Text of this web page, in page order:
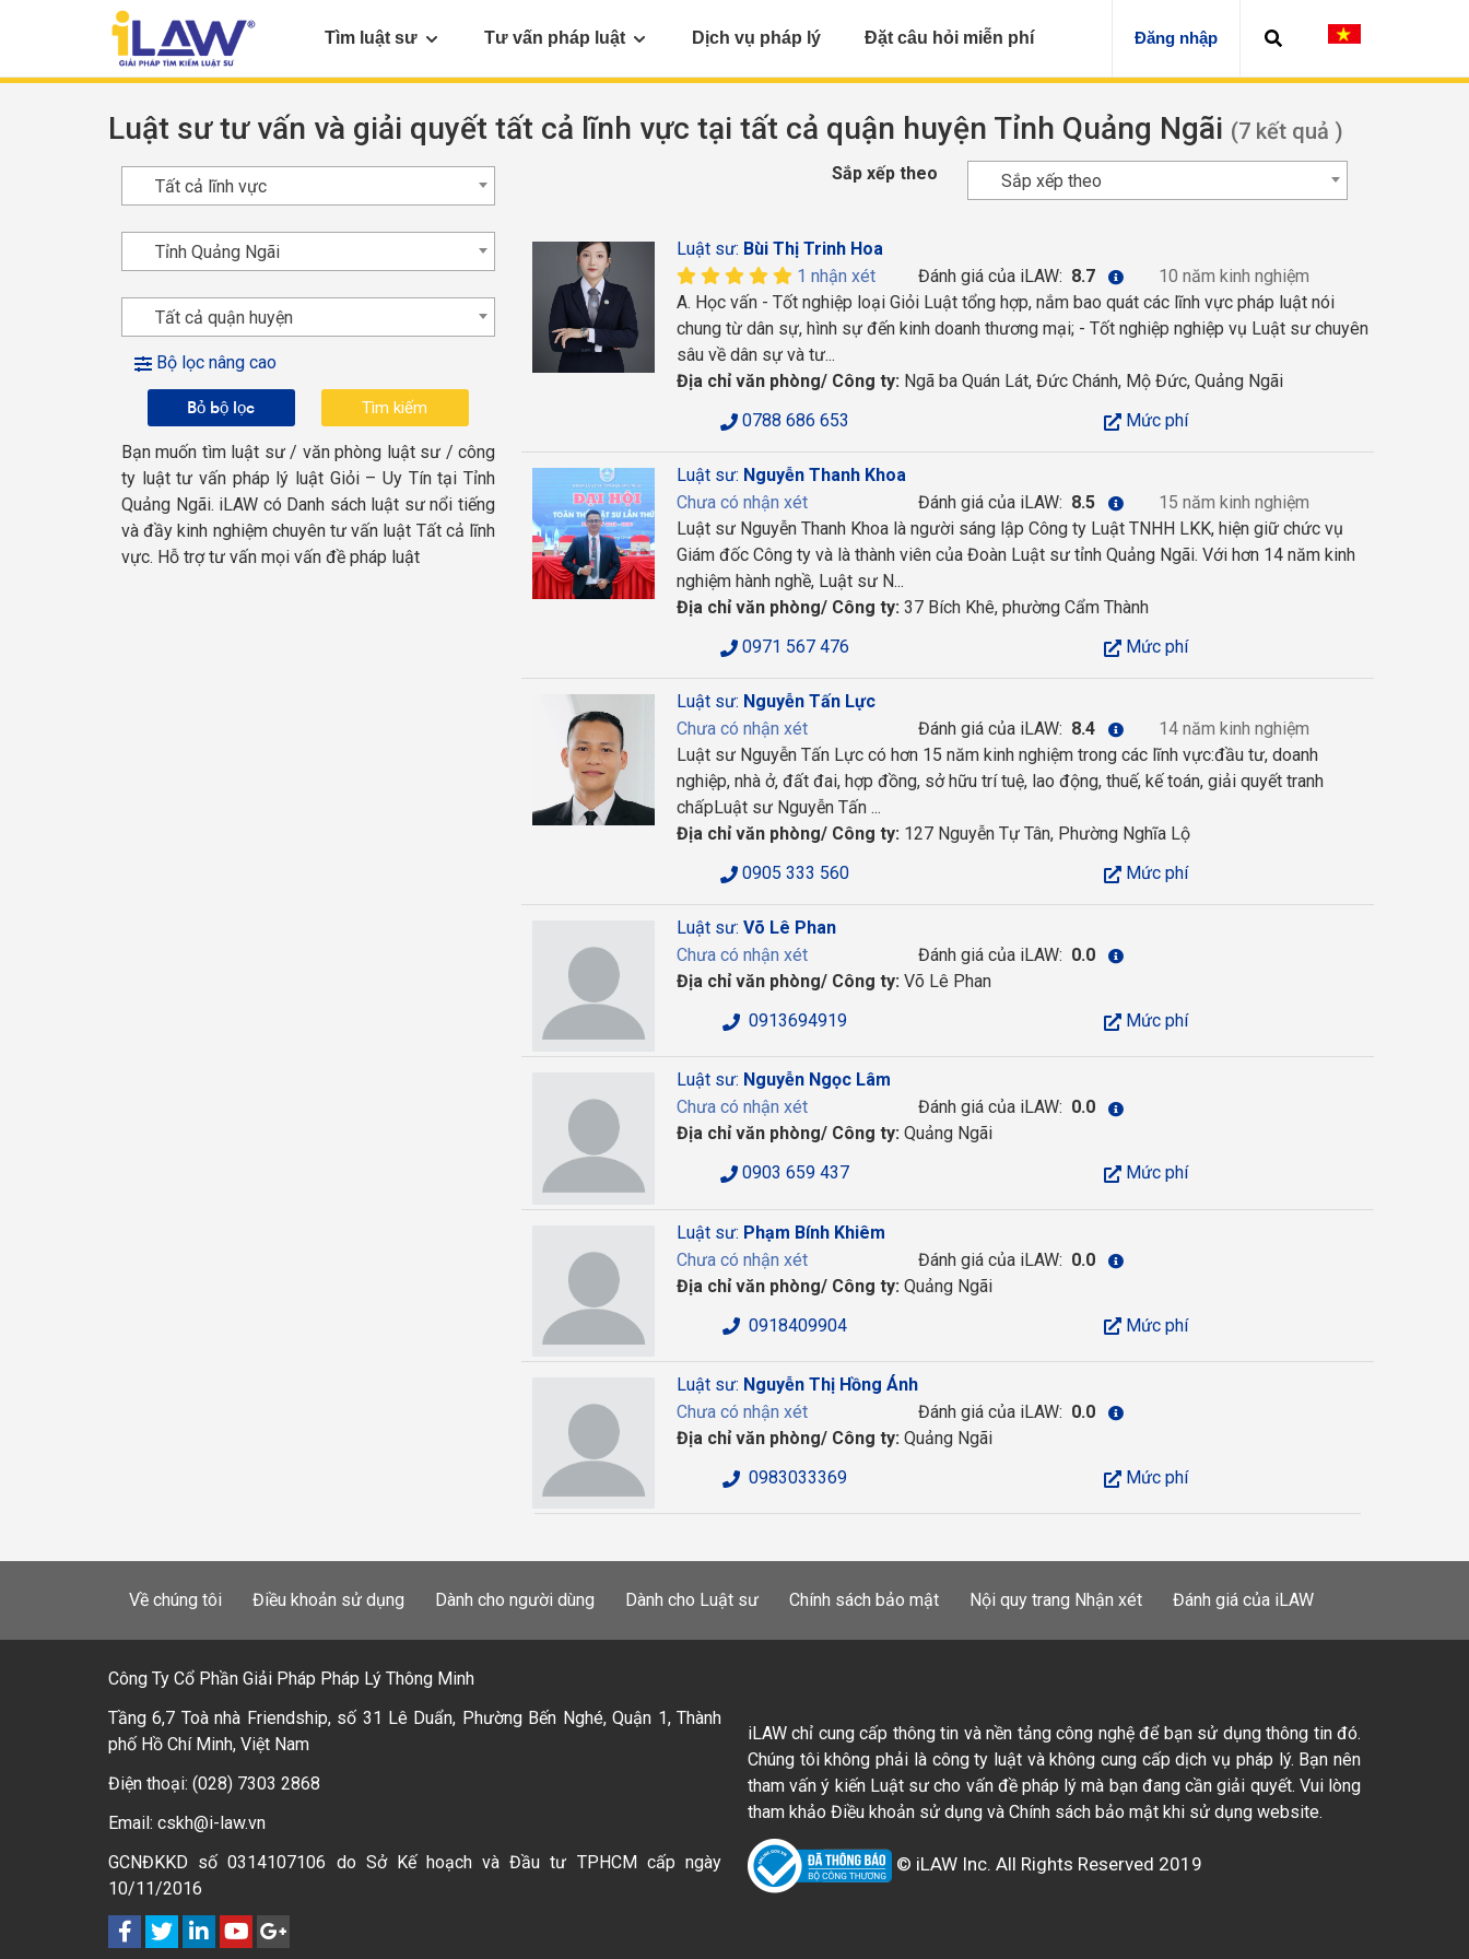
Tìm luật sư Tư vấn pháp luật Dịch vụ pháp lý Đặt câu hỏi miễn phí Đăng nhập
Luật sư tư vấn và giải quyết tất cả lĩnh vực tại tất cả quận huyện Tỉnh Quảng Ngãi (7 kết quả )
Sắp xếp theo Sắp xếp theo
Tất cả lĩnh vực
Tỉnh Quảng Ngãi
Tất cả quận huyện
Bộ lọc nâng cao
Bỏ bộ lọc
Bạn muốn tìm luật sư / văn phòng luật sư / công
ty luật tư vấn pháp lý luật Giỏi – Uy Tín tại Tỉnh
Quảng Ngãi. iLAW có Danh sách luật sư nổi tiếng
và đầy kinh nghiệm chuyên tư vấn luật Tất cả lĩnh
vực. Hỗ trợ tư vấn mọi vấn đề pháp luật
Luật sư: Bùi Thị Trinh Hoa
1 nhận xét
Đánh giá của iLAW: 8.7
10 năm kinh nghiệm
A. Học vấn - Tốt nghiệp loại Giỏi Luật tổng hợp, nắm bao quát các lĩnh vực pháp luật nói
chung từ dân sự, hình sự đến kinh doanh thương mại; - Tốt nghiệp nghiệp vụ Luật sư chuyên
sâu về dân sự và tư...
Địa chỉ văn phòng/ Công ty: Ngã ba Quán Lát, Đức Chánh, Mộ Đức, Quảng Ngãi
0788 686 653
Mức phí
Luật sư: Nguyễn Thanh Khoa
Chưa có nhận xét
Đánh giá của iLAW: 8.5
15 năm kinh nghiệm
Luật sư Nguyễn Thanh Khoa là người sáng lập Công ty Luật TNHH LKK, hiện giữ chức vụ
Giám đốc Công ty và là thành viên của Đoàn Luật sư tỉnh Quảng Ngãi. Với hơn 14 năm kinh
nghiệm hành nghề, Luật sư N...
Địa chỉ văn phòng/ Công ty: 37 Bích Khê, phường Cẩm Thành
0971 567 476
Mức phí
Luật sư: Nguyễn Tấn Lực
Chưa có nhận xét
Đánh giá của iLAW: 8.4
14 năm kinh nghiệm
Luật sư Nguyễn Tấn Lực có hơn 15 năm kinh nghiệm trong các lĩnh vực:đầu tư, doanh
nghiệp, nhà ở, đất đai, hợp đồng, sở hữu trí tuệ, lao động, thuế, kế toán, giải quyết tranh
chấpLuật sư Nguyễn Tấn ...
Địa chỉ văn phòng/ Công ty: 127 Nguyễn Tự Tân, Phường Nghĩa Lộ
0905 333 560
Mức phí
Luật sư: Võ Lê Phan
Chưa có nhận xét
Đánh giá của iLAW: 0.0
Địa chỉ văn phòng/ Công ty: Võ Lê Phan
0913694919
Mức phí
Luật sư: Nguyễn Ngọc Lâm
Chưa có nhận xét
Đánh giá của iLAW: 0.0
Địa chỉ văn phòng/ Công ty: Quảng Ngãi
0903 659 437
Mức phí
Luật sư: Phạm Bính Khiêm
Chưa có nhận xét
Đánh giá của iLAW: 0.0
Địa chỉ văn phòng/ Công ty: Quảng Ngãi
0918409904
Mức phí
Luật sư: Nguyễn Thị Hồng Ánh
Chưa có nhận xét
Đánh giá của iLAW: 0.0
Địa chỉ văn phòng/ Công ty: Quảng Ngãi
0983033369
Mức phí
Về chúng tôi Điều khoản sử dụng Dành cho người dùng Dành cho Luật sư Chính sách bảo mật Nội quy trang Nhận xét Đánh giá của iLAW
Công Ty Cổ Phần Giải Pháp Pháp Lý Thông Minh
Tầng 6,7 Toà nhà Friendship, số 31 Lê Duẩn, Phường Bến Nghé, Quận 1, Thành
phố Hồ Chí Minh, Việt Nam
Điện thoại: (028) 7303 2868
Email: cskh@i-law.vn
GCNĐKKD số 0314107106 do Sở Kế hoạch và Đầu tư TPHCM cấp ngày
10/11/2016
iLAW chỉ cung cấp thông tin và nền tảng công nghệ để bạn sử dụng thông tin đó.
Chúng tôi không phải là công ty luật và không cung cấp dịch vụ pháp lý. Bạn nên
tham vấn ý kiến Luật sư cho vấn đề pháp lý mà bạn đang cần giải quyết. Vui lòng
tham khảo Điều khoản sử dụng và Chính sách bảo mật khi sử dụng website.
© iLAW Inc. All Rights Reserved 2019